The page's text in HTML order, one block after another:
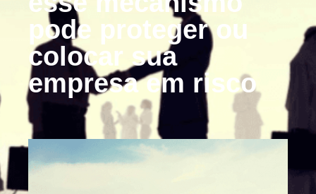
pode proteger ou
colocar sua
empresa em risco